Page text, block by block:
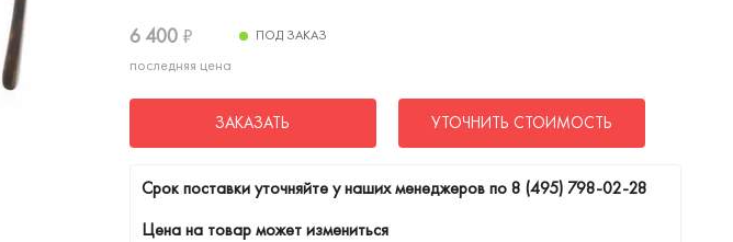
6 400 ₽
последняя цена
ПОД ЗАКАЗ
ЗАКАЗАТЬ УТОЧНИТЬ СТОИМОСТЬ
Cрок поставки уточняйте у наших менеджеров по8 (495) 798-02-28
Цена на товар может измениться